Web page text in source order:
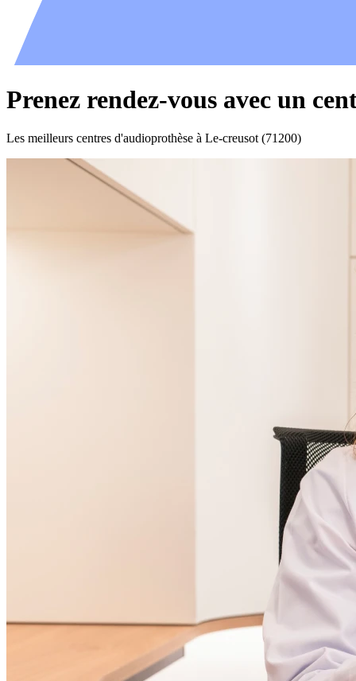
Prenez rendez-vous avec un
Les meilleurs centres d'audioprothèse à Le-creusot (71200)